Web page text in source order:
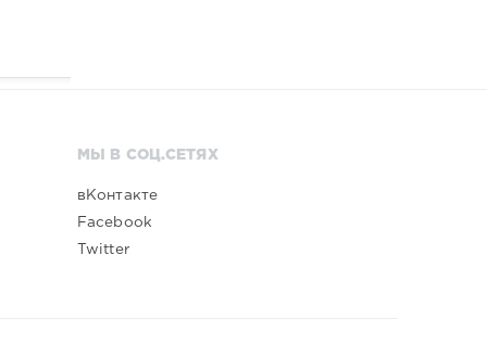
МЫ В СОЦ.СЕТЯХ
вКонтакте
Facebook
Twitter